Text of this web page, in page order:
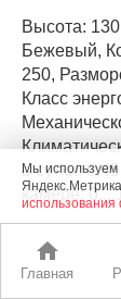
home
Главная
Высота:
Бежевый,
250,
Класс
в сутки:
камере:
Мы используем